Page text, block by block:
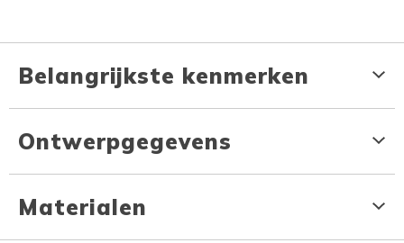
Belangrijkste kenmerken
Ontwerpgegevens
Materialen